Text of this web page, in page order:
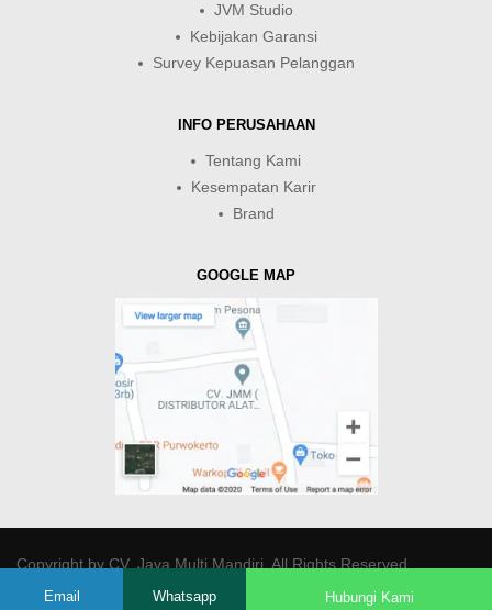
JVM Studio
Kebijakan Garansi
Survey Kepuasan Pelanggan
INFO PERUSAHAAN
Tentang Kami
Kesempatan Karir
Brand
GOOGLE MAP
Copyright byCV. Java Multi Mandiri. All Rights Reserved.
Email Whatsapp Hubungi Kami